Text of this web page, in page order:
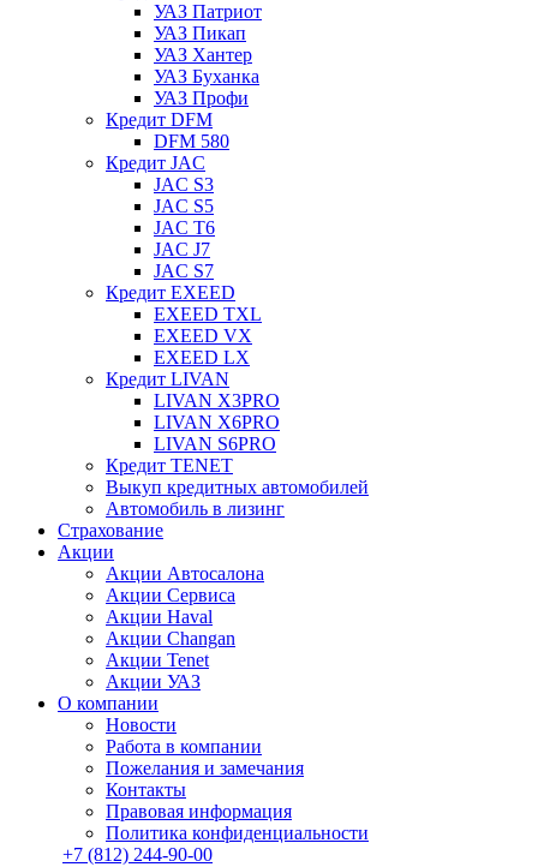
УАЗ Патриот
УАЗ Пикап
УАЗ Хантер
УАЗ Буханка
УАЗ Профи
Кредит DFM
DFM 580
Кредит JAC
JAC S3
JAC S5
JAC T6
JAC J7
JAC S7
Кредит EXEED
EXEED TXL
EXEED VX
EXEED LX
Кредит LIVAN
LIVAN X3PRO
LIVAN X6PRO
LIVAN S6PRO
Кредит TENET
Выкуп кредитных автомобилей
Автомобиль в лизинг
Страхование
Акции
Акции Автосалона
Акции Сервиса
Акции Haval
Акции Changan
Акции Tenet
Акции УАЗ
О компании
Новости
Работа в компании
Пожелания и замечания
Контакты
Правовая информация
Политика конфиденциальности
+7 (812) 244-90-00